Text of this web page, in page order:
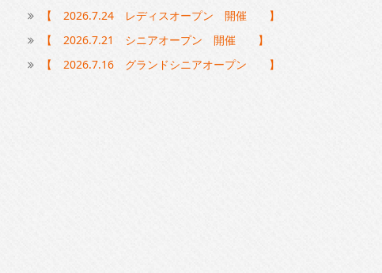
【 2026.7.24 レディスオープン 開催 】
【 2026.7.21 シニアオープン 開催 】
【 2026.7.16 グランドシニアオープン 】